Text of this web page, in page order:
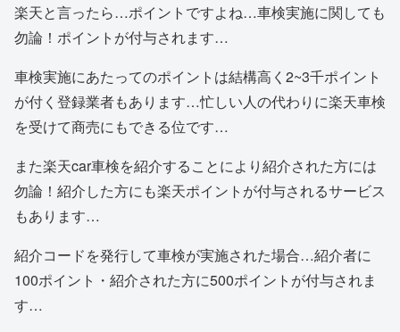
楽天と言ったら…ポイントですよね…車検実施に関しても
勿論！ポイントが付与されます…
車検実施にあたってのポイントは結構高く2~3千ポイント
が付く登録業者もあります…忙しい人の代わりに楽天車検
を受けて商売にもできる位です…
また楽天car車検を紹介することにより紹介された方には
勿論！紹介した方にも楽天ポイントが付与されるサービス
もあります…
紹介コードを発行して車検が実施された場合…紹介者に
100ポイント・紹介された方に500ポイントが付与されま
す…